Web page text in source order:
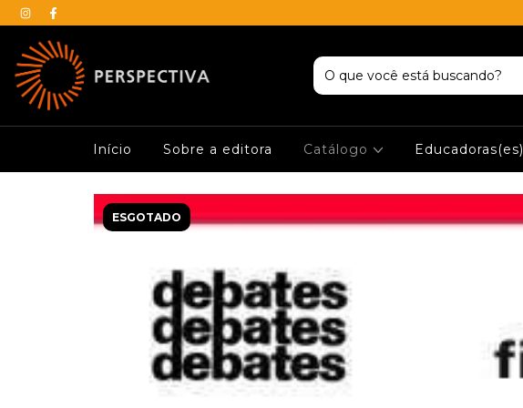
Início Sobre a editora Catálogo Educadoras(es)
ESGOTADO